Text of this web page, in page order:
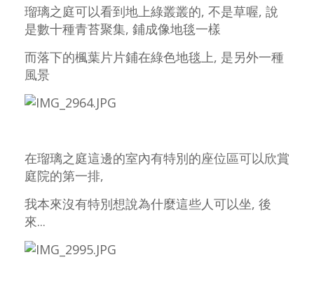
瑠璃之庭可以看到地上綠叢叢的, 不是草喔, 說
是數十種青苔聚集, 鋪成像地毯一樣
而落下的楓葉片片鋪在綠色地毯上, 是另外一種
風景
在瑠璃之庭這邊的室內有特別的座位區可以欣賞
庭院的第一排,
我本來沒有特別想說為什麼這些人可以坐, 後
來...